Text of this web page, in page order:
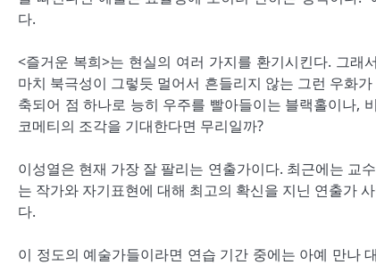
다.
<즐거운 복희>는 현실의 여러 가지를 환기시킨다. 그래
마치 북극성이 그렇듯 멀어서 흔들리지 않는 그런 우화
축되어 점 하나로 능히 우주를 빨아들이는 블랙홀이나,
코메티의 조각을 기대한다면 무리일까?
이성열은 현재 가장 잘 팔리는 연출가이다. 최근에는 교
는 작가와 자기표현에 대해 최고의 확신을 지닌 연출가
다.
이 정도의 예술가들이라면 연습 기간 중에는 아예 만나